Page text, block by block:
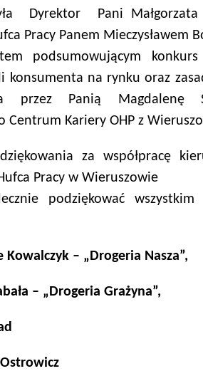
Dyrektor Pani
Pracy Panem Mieczysławem
podsumowującym
konsumenta na rynku oraz
przez Panią Magdalenę
Centrum Kariery OHP z
za współpracę
Pracy w Wieruszowie
podziękować
– „Drogeria Nasza”,
– „Drogeria Grażyna”,